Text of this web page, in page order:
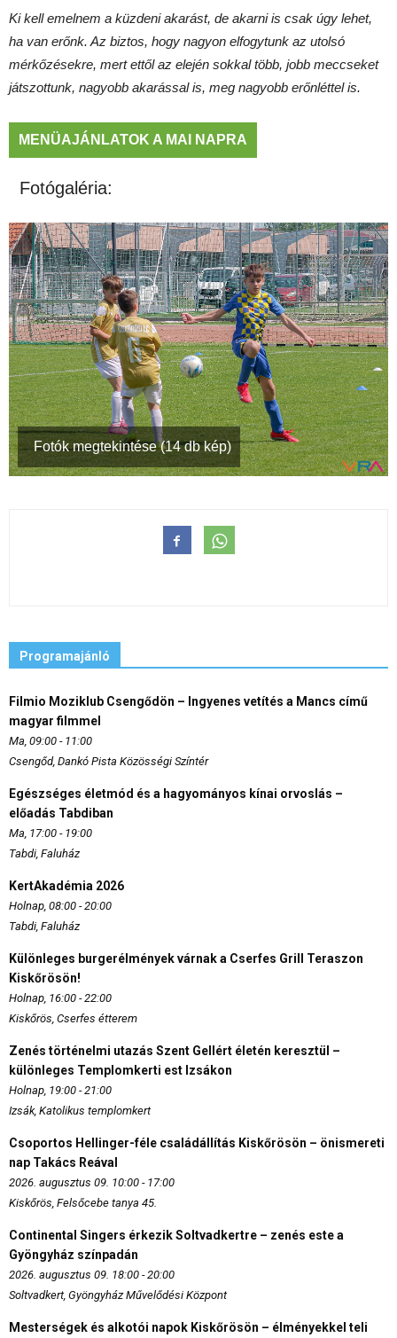
Ki kell emelnem a küzdeni akarást, de akarni is csak úgy lehet,
ha van erőnk. Az biztos, hogy nagyon elfogytunk az utolsó
mérkőzésekre, mert ettől az elején sokkal több, jobb meccseket
játszottunk, nagyobb akarással is, meg nagyobb erőnléttel is.
MENÜAJÁNLATOK A MAI NAPRA
Fotógaléria:
Fotók megtekintése (14 db kép)
Programajánló
Filmio Moziklub Csengődön – Ingyenes vetítés a Mancs című
magyar filmmel
Ma, 09:00 - 11:00
Csengőd, Dankó Pista Közösségi Színtér
Egészséges életmód és a hagyományos kínai orvoslás –
előadás Tabdiban
Ma, 17:00 - 19:00
Tabdi, Faluház
KertAkadémia 2026
Holnap, 08:00 - 20:00
Tabdi, Faluház
Különleges burgerélmények várnak a Cserfes Grill Teraszon
Kiskőrösön!
Holnap, 16:00 - 22:00
Kiskőrös, Cserfes étterem
Zenés történelmi utazás Szent Gellért életén keresztül –
különleges Templomkerti est Izsákon
Holnap, 19:00 - 21:00
Izsák, Katolikus templomkert
Csoportos Hellinger-féle családállítás Kiskőrösön – önismereti
nap Takács Reával
2026. augusztus 09. 10:00 - 17:00
Kiskőrös, Felsőcebe tanya 45.
Continental Singers érkezik Soltvadkertre – zenés este a
Gyöngyház színpadán
2026. augusztus 09. 18:00 - 20:00
Soltvadkert, Gyöngyház Művelődési Központ
Mesterségek és alkotói napok Kiskőrösön – élményekkel teli